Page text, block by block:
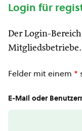
Login für
Der Login-
Mitgliedsbetriebe.
Felder mit einem *
E-Mail oder